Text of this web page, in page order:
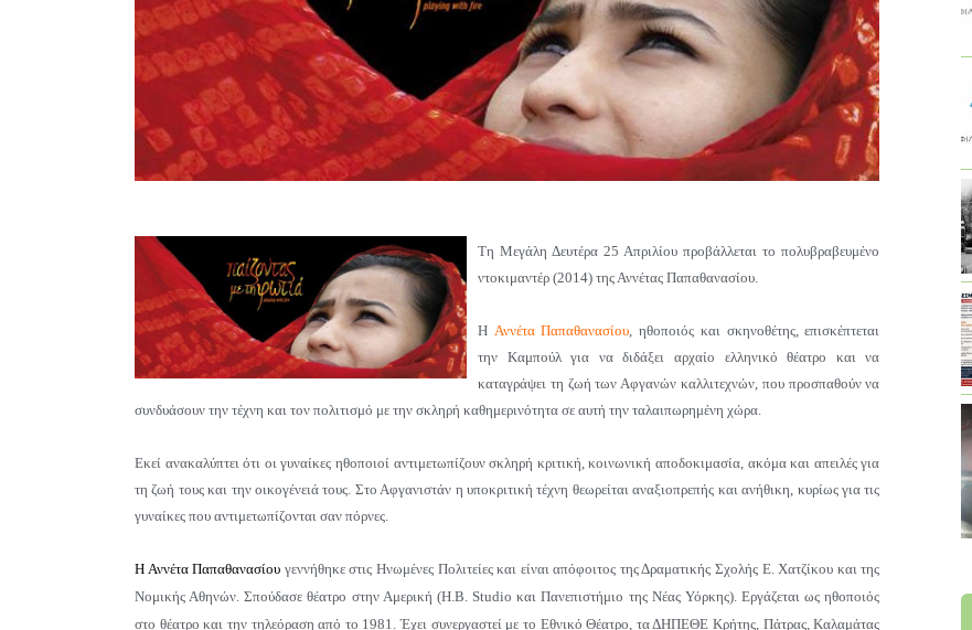
Τη Μεγάλη Δευτέρα 25 Απριλίου προβάλλεται το πολυβραβευμένο
ντοκιμαντέρ (2014) της Αννέτας Παπαθανασίου.
H Αννέτα Παπαθανασίου, ηθοποιός και σκηνοθέτης, επισκέπτεται
την Καμπούλ για να διδάξει αρχαίο ελληνικό θέατρο και να
καταγράψει τη ζωή των Αφγανών καλλιτεχνών, που προσπαθούν να
συνδυάσουν την τέχνη και τον πολιτισμό με την σκληρή καθημερινότητα σε αυτή την ταλαιπωρημένη χώρα.
Εκεί ανακαλύπτει ότι οι γυναίκες ηθοποιοί αντιμετωπίζουν σκληρή κριτική, κοινωνική αποδοκιμασία, ακόμα και απειλές για
τη ζωή τους και την οικογένειά τους. Στο Αφγανιστάν η υποκριτική τέχνη θεωρείται αναξιοπρεπής και ανήθικη, κυρίως για τις
γυναίκες που αντιμετωπίζονται σαν πόρνες.
Η Αννέτα Παπαθανασίου γεννήθηκε στις Ηνωμένες Πολιτείες και είναι απόφοιτος της Δραματικής Σχολής Ε. Χατζίκου και της
Νομικής Αθηνών. Σπούδασε θέατρο στην Αμερική (Η.Β. Studio και Πανεπιστήμιο της Νέας Υόρκης). Εργάζεται ως ηθοποιός
στο θέατρο και την τηλεόραση από το 1981. Έχει συνεργαστεί με το Εθνικό Θέατρο, τα ΔΗΠΕΘΕ Κρήτης, Πάτρας, Καλαμάτας